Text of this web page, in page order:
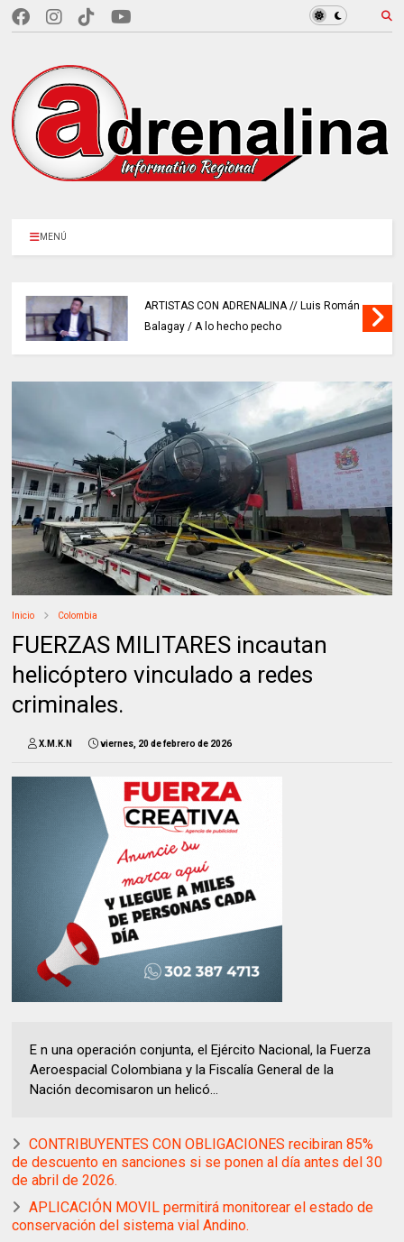
MENÚ
ARTISTAS CON ADRENALINA // Luis Román
Balagay / A lo hecho pecho
Inicio Colombia
FUERZAS MILITARES incautan
helicóptero vinculado a redes
criminales.
X.M.K.N viernes, 20 de febrero de 2026
E n una operación conjunta, el Ejército Nacional, la Fuerza
Aeroespacial Colombiana y la Fiscalía General de la
Nación decomisaron un helicó...
CONTRIBUYENTES CON OBLIGACIONES recibiran 85%
de descuento en sanciones si se ponen al día antes del 30
de abril de 2026.
APLICACIÓN MOVIL permitirá monitorear el estado de
conservación del sistema vial Andino.